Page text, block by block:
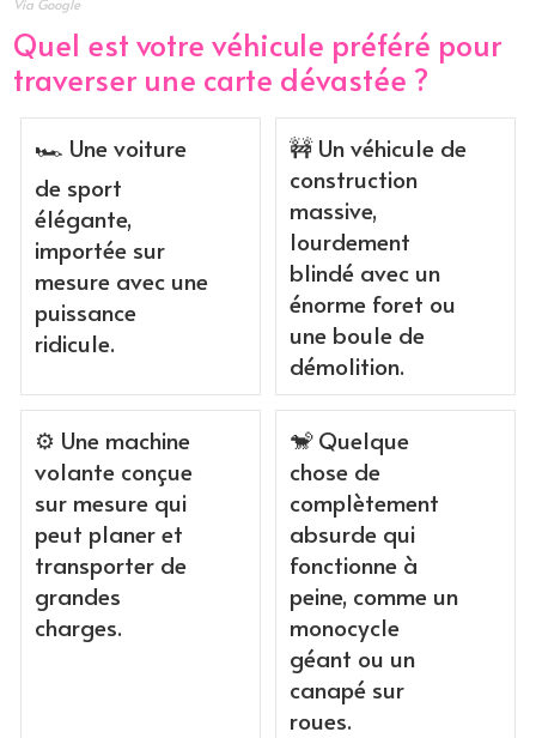
Via Google
Quel est votre véhicule préféré pour
traverser une carte dévastée ?
🏎️ Une voiture
de sport
élégante,
importée sur
mesure avec une
puissance
ridicule.
🚧 Un véhicule de
construction
massive,
lourdement
blindé avec un
énorme foret ou
une boule de
démolition.
⚙️ Une machine
volante conçue
sur mesure qui
peut planer et
transporter de
grandes
charges.
🐒 Quelque
chose de
complètement
absurde qui
fonctionne à
peine, comme un
monocycle
géant ou un
canapé sur
roues.